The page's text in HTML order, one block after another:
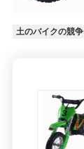
土のバイクの競争